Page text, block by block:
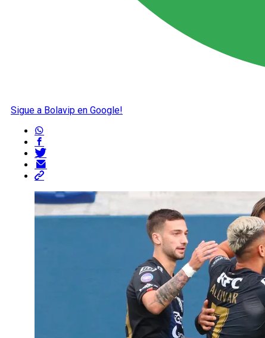
Sigue a Bolavip en Google!